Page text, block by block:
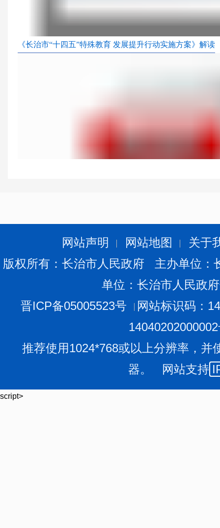
《长治市“十四五”特殊教育 发展提升行动实施方案》解读
网站声明 网站地图
关于
版权所有：长治市人民政府 主办单位
单位：长治市人民政
晋ICP备05005523号
网站标识码：
推荐使用1024*768或以上分辨率，并
器。 网站支持
script>